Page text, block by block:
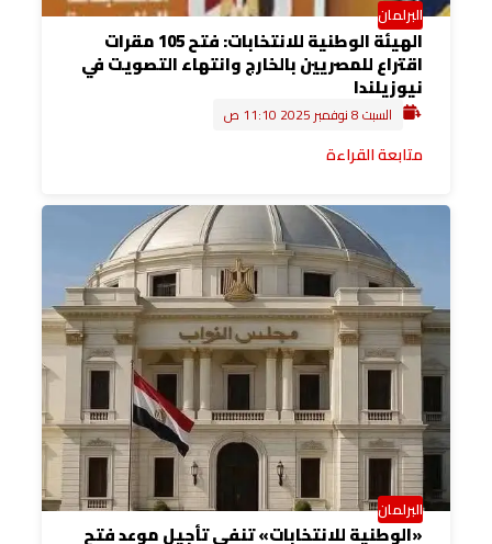
البرلمان
الهيئة الوطنية للانتخابات: فتح 105 مقرات
اقتراع للمصريين بالخارج وانتهاء التصويت في
نيوزيلندا
السبت 8 نوفمبر 2025 11:10 ص
متابعة القراءة
البرلمان
«الوطنية للانتخابات» تنفي تأجيل موعد فتح